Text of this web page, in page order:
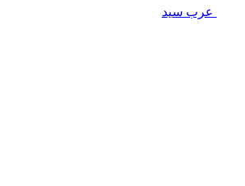
عرب سيد